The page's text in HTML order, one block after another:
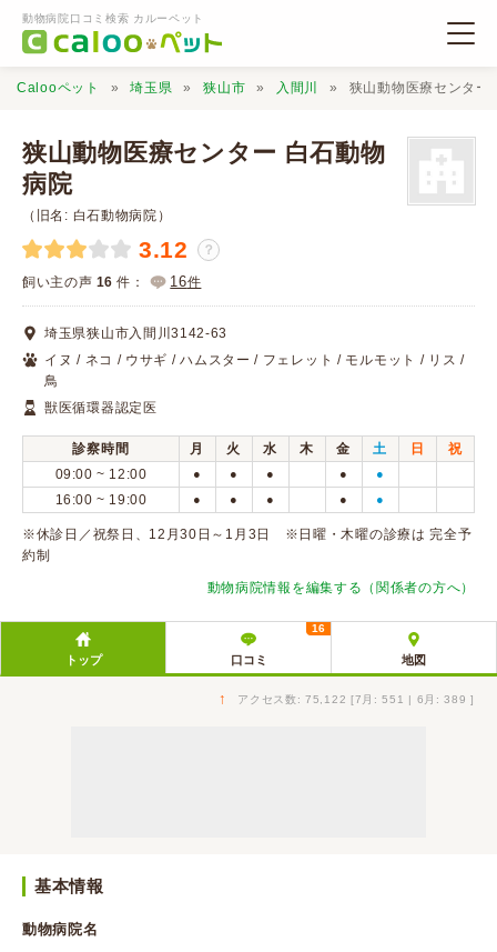
動物病院口コミ検索 カルーペット
動物病院検索
口コミ検索
Calooペットとは？
Calooペット 埼玉県 狭山市 入間川 狭山動物医療センター
狭山動物医療センター 白石動物
病院
（旧名: 白石動物病院）
3.12 ？
飼い主の声 16 件： 16件
埼玉県狭山市入間川3142-63
イヌ / ネコ / ウサギ / ハムスター / フェレット / モルモット / リス /
鳥
獣医循環器認定医
診察時間 月 火 水 木 金 土 日
祝
09:00 ~ 12:00
● ● ● ● ●
16:00 ~ 19:00 ● ● ● ● ●
※休診日／祝祭日、12月30日～1月3日 ※日曜・木曜の診療は 完全予
約制
動物病院情報を編集する（関係者の方へ）
トップ 口コミ
16
地図
↑ アクセス数: 75,122 [7月: 551 | 6月: 389 ]
基本情報
動物病院名